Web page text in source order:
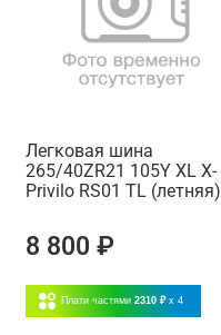
Легковая шина
265/40ZR21 105Y XL X-
Privilo RS01 TL (летняя)
8 800 ₽
Плати частями 2310 ₽ x 4